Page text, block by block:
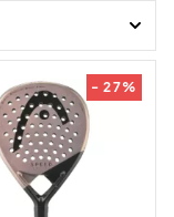
- 27%